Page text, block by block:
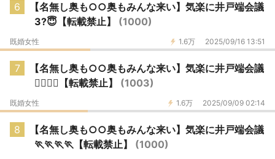
6
【名無し奥も○○奥もみんな来い】気楽に井戸端会議
3️?😇【転載禁止】 (1000)
1.6万 2025/09/16 13:51
既婚女性
7
【名無し奥も○○奥もみんな来い】気楽に井戸端会議
🕵️‍♀️💭🚚【転載禁止】 (1003)
1.6万 2025/09/09 02:14
既婚女性
8
【名無し奥も○○奥もみんな来い】気楽に井戸端会議
🏃🏃🏃🏃【転載禁止】 (1000)